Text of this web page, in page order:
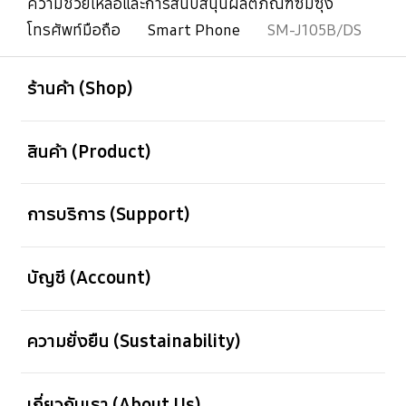
โทรศัพท์มือถือ
Smart Phone SM-J105B/DS
ร้านค้า (Shop)
สินค้า (Product)
การบริการ (Support)
บัญชี (Account)
ความยั่งยืน (Sustainability)